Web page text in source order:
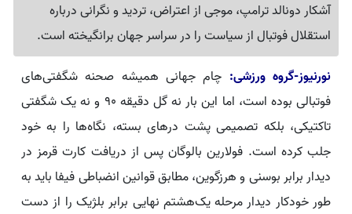
آشکار دونالد ترامپ، موجی از اعتراض، تردید و نگرانی درباره
استقلال فوتبال از سیاست را در سراسر جهان برانگیخته است.
نورنیوز-گروه ورزشی: چام جهانی همیشه صحنه شگفتی‌های
فوتبالی بوده است، اما این بار نه گل دقیقه ۹۰ و نه یک شگفتی
تاکتیکی، بلکه تصمیمی پشت درهای بسته، نگاه‌ها را به خود
جلب کرده است. فولارین بالوگان پس از دریافت کارت قرمز در
دیدار برابر بوسنی و هرزگوین، مطابق قوانین انضباطی فیفا باید به
طور خودکار دیدار مرحله یک‌هشتم نهایی برابر بلژیک را از دست